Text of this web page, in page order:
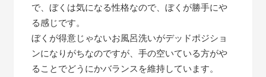
で、ぼくは気になる性格なので、ぼくが勝手にや
る感じです。
ぼくが得意じゃないお風呂洗いがデッドポジショ
ンになりがちなのですが、手の空いている方がや
ることでどうにかバランスを維持しています。